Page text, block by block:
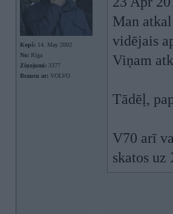
Kopš: 14. May 2002
No: Rīga
Ziņojumi: 3377
Braucu ar: VOLVO
Man
vidējais
Viņam
Tādēļ,
V70 arī
skatos